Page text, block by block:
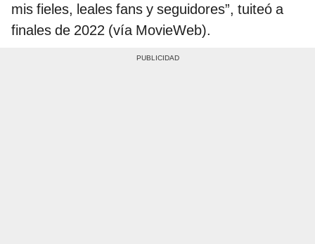
mis fieles, leales fans y seguidores”, tuiteó a
finales de 2022 (vía MovieWeb).